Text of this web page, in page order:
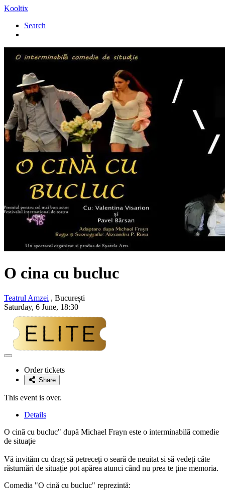
Kooltix
Search
O cina cu bucluc
Teatrul Amzei , București
Saturday, 6 June, 18:30
Adaugă
favoriteOrder tickets
Share
This event is over.
Details
O cină cu bucluc" după Michael Frayn este o interminabilă comedie
de situație
Vă invităm cu drag să petreceți o seară de neuitat si să vedeți câte
răsturnări de situație pot apărea atunci când nu prea te ține memoria.
Comedia "O cină cu bucluc" reprezintă: